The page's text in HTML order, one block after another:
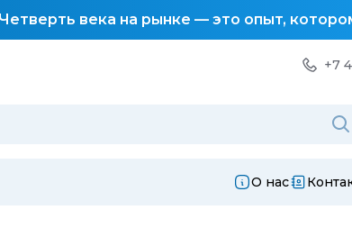
века на рынке — это опыт,
+7
О нас